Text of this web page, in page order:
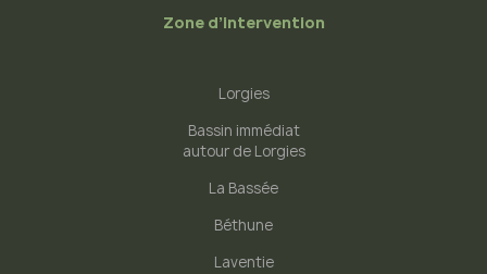
Zone d’intervention
Lorgies
Bassin immédiat
autour de Lorgies
La Bassée
Béthune
Laventie